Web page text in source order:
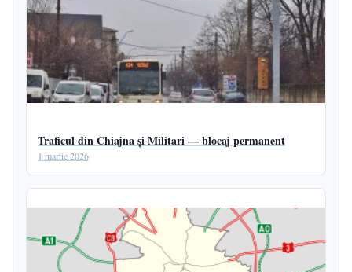
Traficul din Chiajna și Militari — blocaj permanent
1 martie 2026